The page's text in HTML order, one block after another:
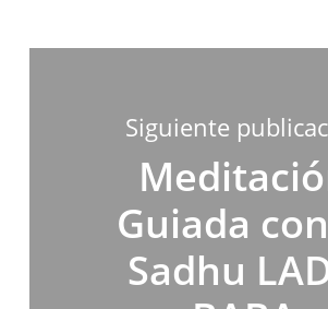
Siguiente
Guiada
Sadhu